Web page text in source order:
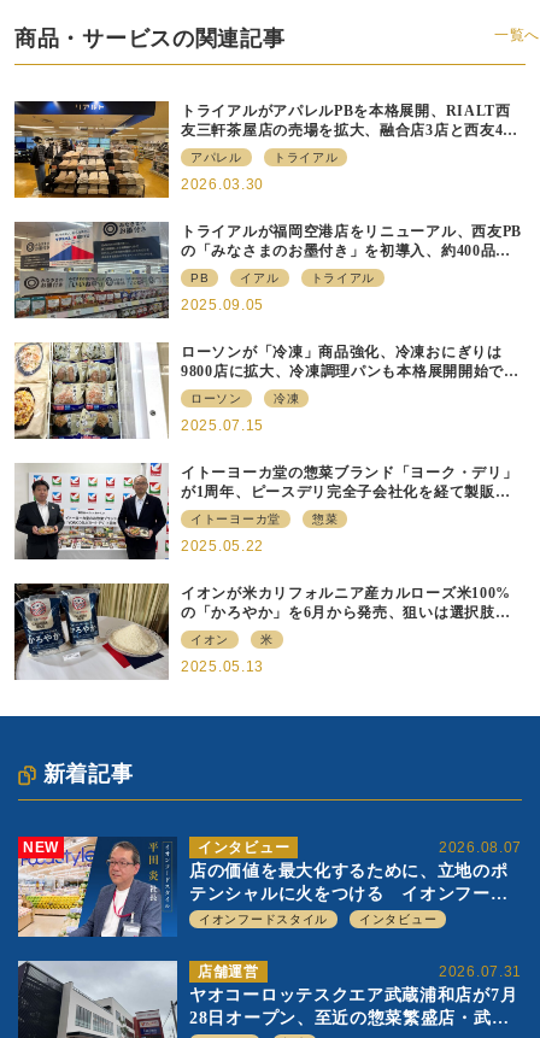
新着記事
NEW 2026.08.07
インタビュー
店の価値を最大化するために、立地のポ
テンシャルに火をつける イオンフード
スタイル 平田 炎社長
イオンフードスタイル インタビュー
2026.07.31
店舗運営
ヤオコーロッテスクエア武蔵浦和店が7月
28日オープン、至近の惣菜繁盛店・武蔵
商品・サービスの関連記事 一覧へ
トライアルがアパレルPBを本格展開、RIALT西
友三軒茶屋店の売場を拡大、融合店3店と西友40
店にも商品導入へ
アパレル トライアル
2026.03.30
トライアルが福岡空港店をリニューアル、⻄友PB
の「みなさまのお墨付き」を初導⼊、約400品⽬
を販売
PB イアル トライアル
2025.09.05
ローソンが「冷凍」商品強化、冷凍おにぎりは
9800店に拡大、冷凍調理パンも本格展開開始で約
700店での展開へ
ローソン 冷凍
2025.07.15
イトーヨーカ堂の惣菜ブランド「ヨーク・デリ」
が1周年、ピースデリ完全子会社化を経て製販連
携強化の現在地
イトーヨーカ堂 惣菜
2025.05.22
イオンが米カリフォルニア産カルローズ米100%
の「かろやか」を6月から発売、狙いは選択肢の
提供
イオン 米
2025.05.13